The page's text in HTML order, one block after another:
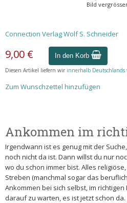
Bild
Connection Verlag Wolf S. Schneider
9,00 € In den Korb
Diesen Artikel liefern wir innerhalb Deutschlands
Zum Wunschzettel hinzufügen
Ankommen im
Irgendwann ist es genug mit der
noch nicht da ist. Dann willst du nur
wo du schon immer bist. Alles
Streben (manchmal sogar das
Ankommen bei sich selbst, im
darauf zu warten, es ist jetzt schon